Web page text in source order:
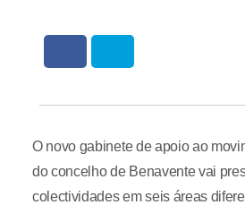
O novo gabinete de apoio ao
do concelho de Benavente vai
colectividades em seis áreas